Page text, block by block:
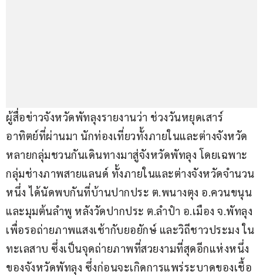
ผู้สื่อข่าวจังหวัดพัทลุงรายงานว่า ช่วงวันหยุดเสาร์
อาทิตย์ที่ผ่านมา นักท่องเที่ยวทั้งภายในและต่างจังหวัด
หลายกลุ่มชวนกันเดินทางมาสู่จังหวัดพัทลุง โดยเฉพาะ
กลุ่มช่างภาพสายแลนด์ ทั้งภายในและต่างจังหวัดจำนวน
หนึ่ง ได้นัดพบกันที่บ้านปากประ ต.พนางตุง อ.ควนขนุน
และมุมต้นลำพู หลังวัดปากประ ต.ลำปำ อ.เมือง จ.พัทลุง
เพื่อรอถ่ายภาพแสงเช้ากับยอยักษ์ และวิถีชาวประมง ใน
ทะเลสาบ ซึ่งเป็นจุดถ่ายภาพที่สวยงามที่สุดอีกแห่งหนึ่ง
ของจังหวัดพัทลุง ซึ่งก่อนจะเกิดการแพร่ระบาดของเชื้อ